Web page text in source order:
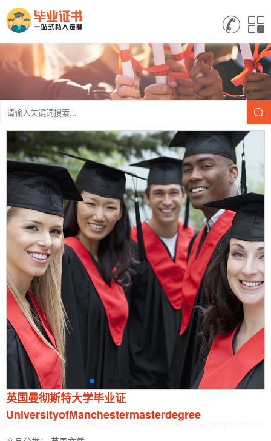
英国曼彻斯特大学毕业证
UniversityofManchestermasterdegree